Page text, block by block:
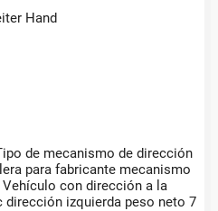
Hand
de mecanismo de dirección
para fabricante mecanismo
con dirección a la
dirección izquierda peso neto 7